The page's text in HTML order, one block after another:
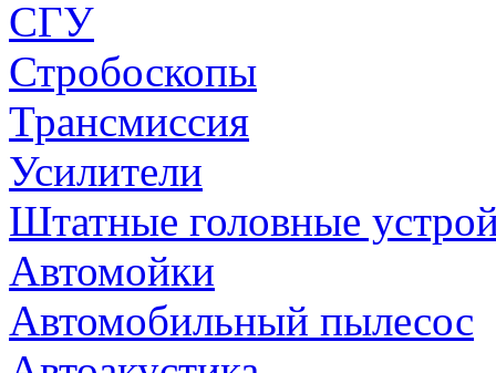
СГУ
Стробоскопы
Трансмиссия
Усилители
Штатные головные
Автомойки
Автомобильный пылесос